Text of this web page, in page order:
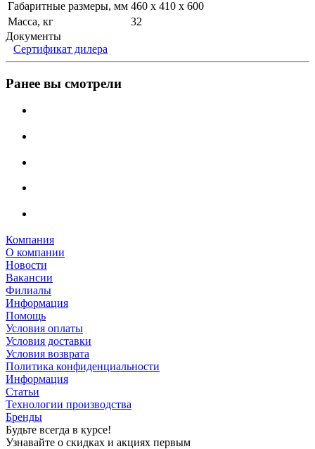
Габаритные размеры, мм 460 х 410 х 600
Масса, кг
32
Документы
Сертификат дилера
Ранее вы смотрели
Компания
О компании
Новости
Вакансии
Филиалы
Информация
Помощь
Условия оплаты
Условия доставки
Условия возврата
Политика конфиденциальности
Информация
Статьи
Технологии производства
Бренды
Будьте всегда в курсе!
Узнавайте о скидках и акциях первым